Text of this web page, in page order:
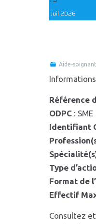
Juil 2026
Aide-
Référence
ODPC : SME
Identifiant
Type
Format de
Effectif
Consultez